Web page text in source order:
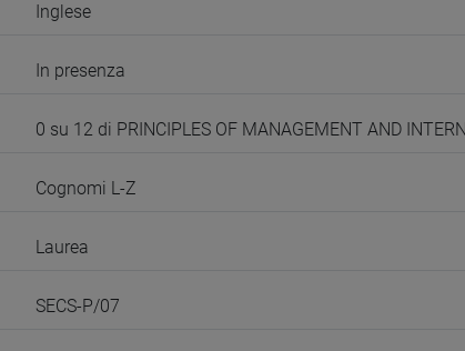
Inglese
In presenza
0 su 12 di PRINCIPLES OF MANAGEMENT AND
Cognomi L-Z
Laurea
SECS-P/07